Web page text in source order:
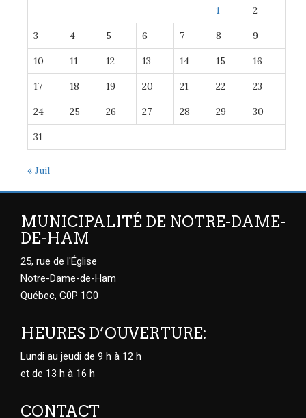
1 2
3 4 5 6 7 8 9
10 11 12 13 14 15 16
17 18 19 20 21 22 23
24 25 26 27 28 29 30
31
« Juil
MUNICIPALITÉ DE NOTRE-DAME-
DE-HAM
25, rue de l'Église
Notre-Dame-de-Ham
Québec, G0P 1C0
HEURES D’OUVERTURE:
Lundi au jeudi de 9 h à 12 h
et de 13 h à 16 h
CONTACT